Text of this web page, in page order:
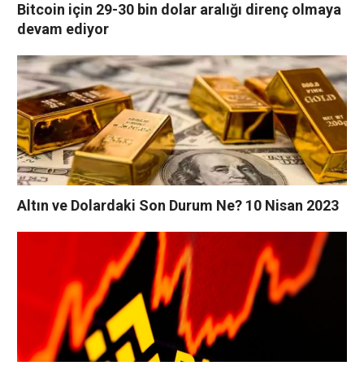
Bitcoin için 29-30 bin dolar aralığı direnç olmaya
devam ediyor
Altın ve Dolardaki Son Durum Ne? 10 Nisan 2023